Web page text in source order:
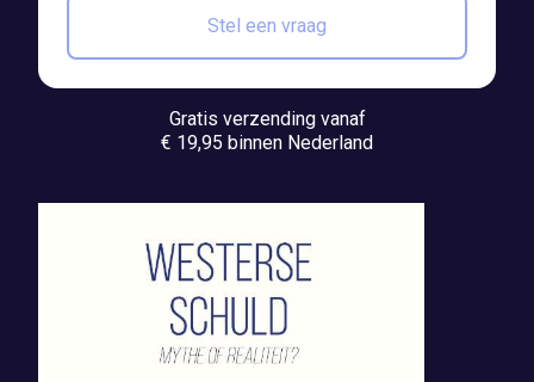
Stel een vraag
Gratis verzending vanaf
€ 19,95 binnen Nederland